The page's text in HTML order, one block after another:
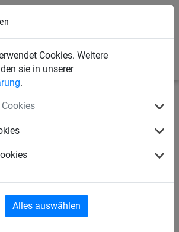
Cookies. Weitere
sie in unserer
.
Alles auswählen
"Haiger" für Stahlpfosten
aus Stahl,